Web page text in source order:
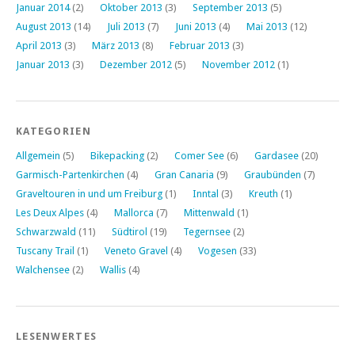
Januar 2014(2) Oktober 2013 (3) September 2013 (5)
August 2013 (14) Juli 2013 (7) Juni 2013 (4) Mai 2013 (12)
April 2013 (3) März 2013 (8) Februar 2013 (3)
Januar 2013 (3) Dezember 2012 (5) November 2012 (1)
KATEGORIEN
Allgemein (5) Bikepacking (2) Comer See (6) Gardasee (20)
Garmisch-Partenkirchen (4) Gran Canaria (9) Graubünden (7)
Graveltouren in und um Freiburg (1) Inntal (3) Kreuth (1)
Les Deux Alpes (4) Mallorca (7) Mittenwald (1)
Schwarzwald (11) Südtirol (19) Tegernsee (2)
Tuscany Trail (1) Veneto Gravel (4) Vogesen (33)
Walchensee (2) Wallis (4)
LESENWERTES